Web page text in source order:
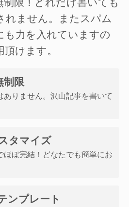
れません。またスパム
も力を入れていますの
けます。
制限
ありません。沢山記事を書いて
タマイズ
ほぼ完結！どなたでも簡単にお
ンプレート